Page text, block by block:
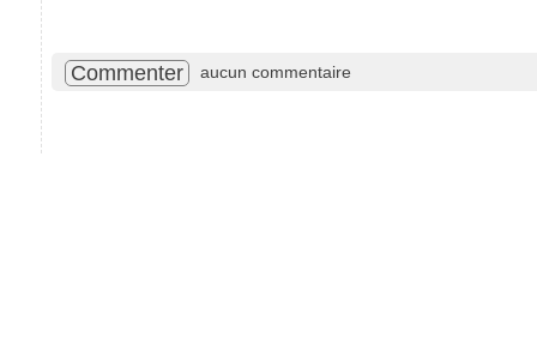
Commenter aucun commentaire